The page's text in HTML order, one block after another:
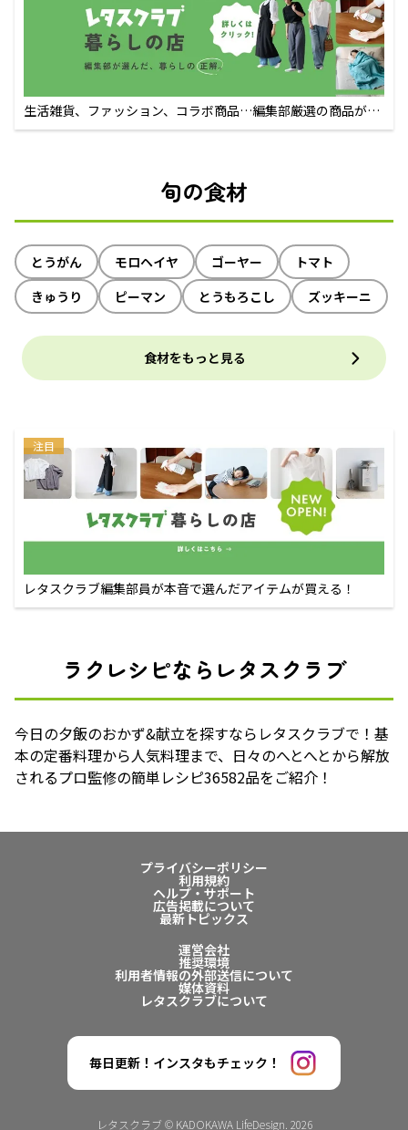
生活雑貨、ファッション、コラボ商品…編集部厳選の商品が買
えるECサイト
旬の食材
とうがん モロヘイヤ ゴーヤー
トマト
きゅうり
ピーマン とうもろこし ズッキーニ
食材をもっと見る
注目
レタスクラブ編集部員が本音で選んだアイテムが買える！
ラクレシピならレタスクラブ
今日の夕飯のおかず&献立を探すならレタスクラブで！基
本の定番料理から人気料理まで、日々のへとへとから解放
されるプロ監修の簡単レシピ36582品をご紹介！
プライバシーポリシー
利用規約
ヘルプ・サポート
広告掲載について
最新トピックス
運営会社
推奨環境
利用者情報の外部送信について
媒体資料
レタスクラブについて
毎日更新！インスタもチェック！
レタスクラブ © KADOKAWA LifeDesign. 2026